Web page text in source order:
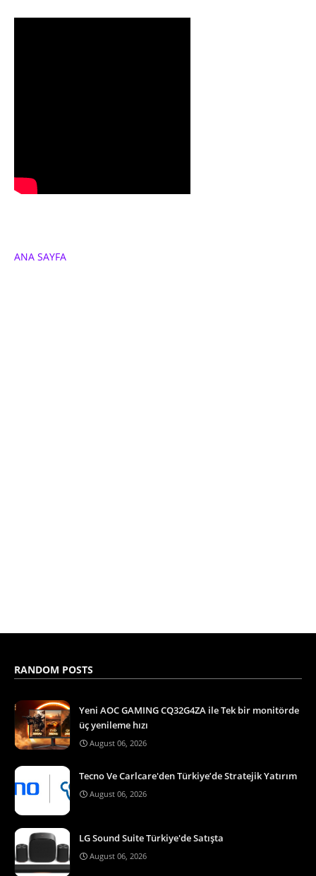
ANA SAYFA
RANDOM POSTS
Yeni AOC GAMING CQ32G4ZA ile Tek bir monitörde
üç yenileme hızı
August 06, 2026
Tecno Ve Carlcare'den Türkiye’de Stratejik Yatırım
August 06, 2026
LG Sound Suite Türkiye'de Satışta
August 06, 2026